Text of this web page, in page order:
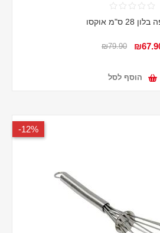
ס"מ אוקסו
₪79.90
הוסף לסל
12%-